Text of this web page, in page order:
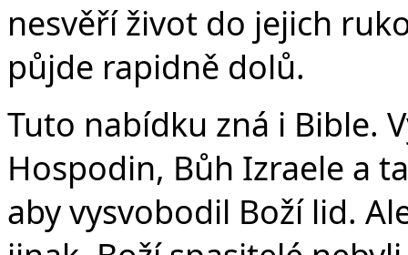
nesvěří život do jejich
půjde rapidně dolů.
Tuto nabídku zná i Bible.
Hospodin, Bůh Izraele a
aby vysvobodil Boží lid.